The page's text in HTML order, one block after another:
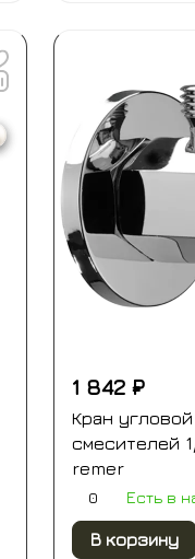
1 842 ₽
Кран
смесителей
remer
0 Есть в
В корзину